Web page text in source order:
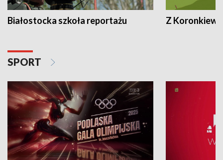
Białostocka szkoła reportażu Z
SPORT